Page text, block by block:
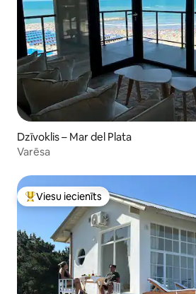
Dzīvoklis – Mar del Plata
Varēsa
Populārs viesu iecienīts mājoklis
Viesu iecienīts